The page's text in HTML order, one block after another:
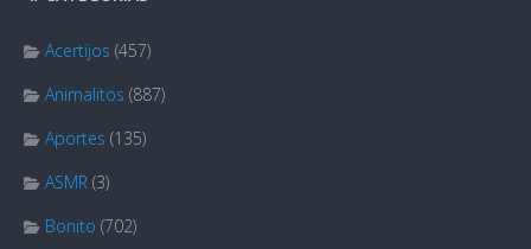
Acertijos (457)
Animalitos (887)
Aportes (135)
ASMR (3)
Bonito (702)